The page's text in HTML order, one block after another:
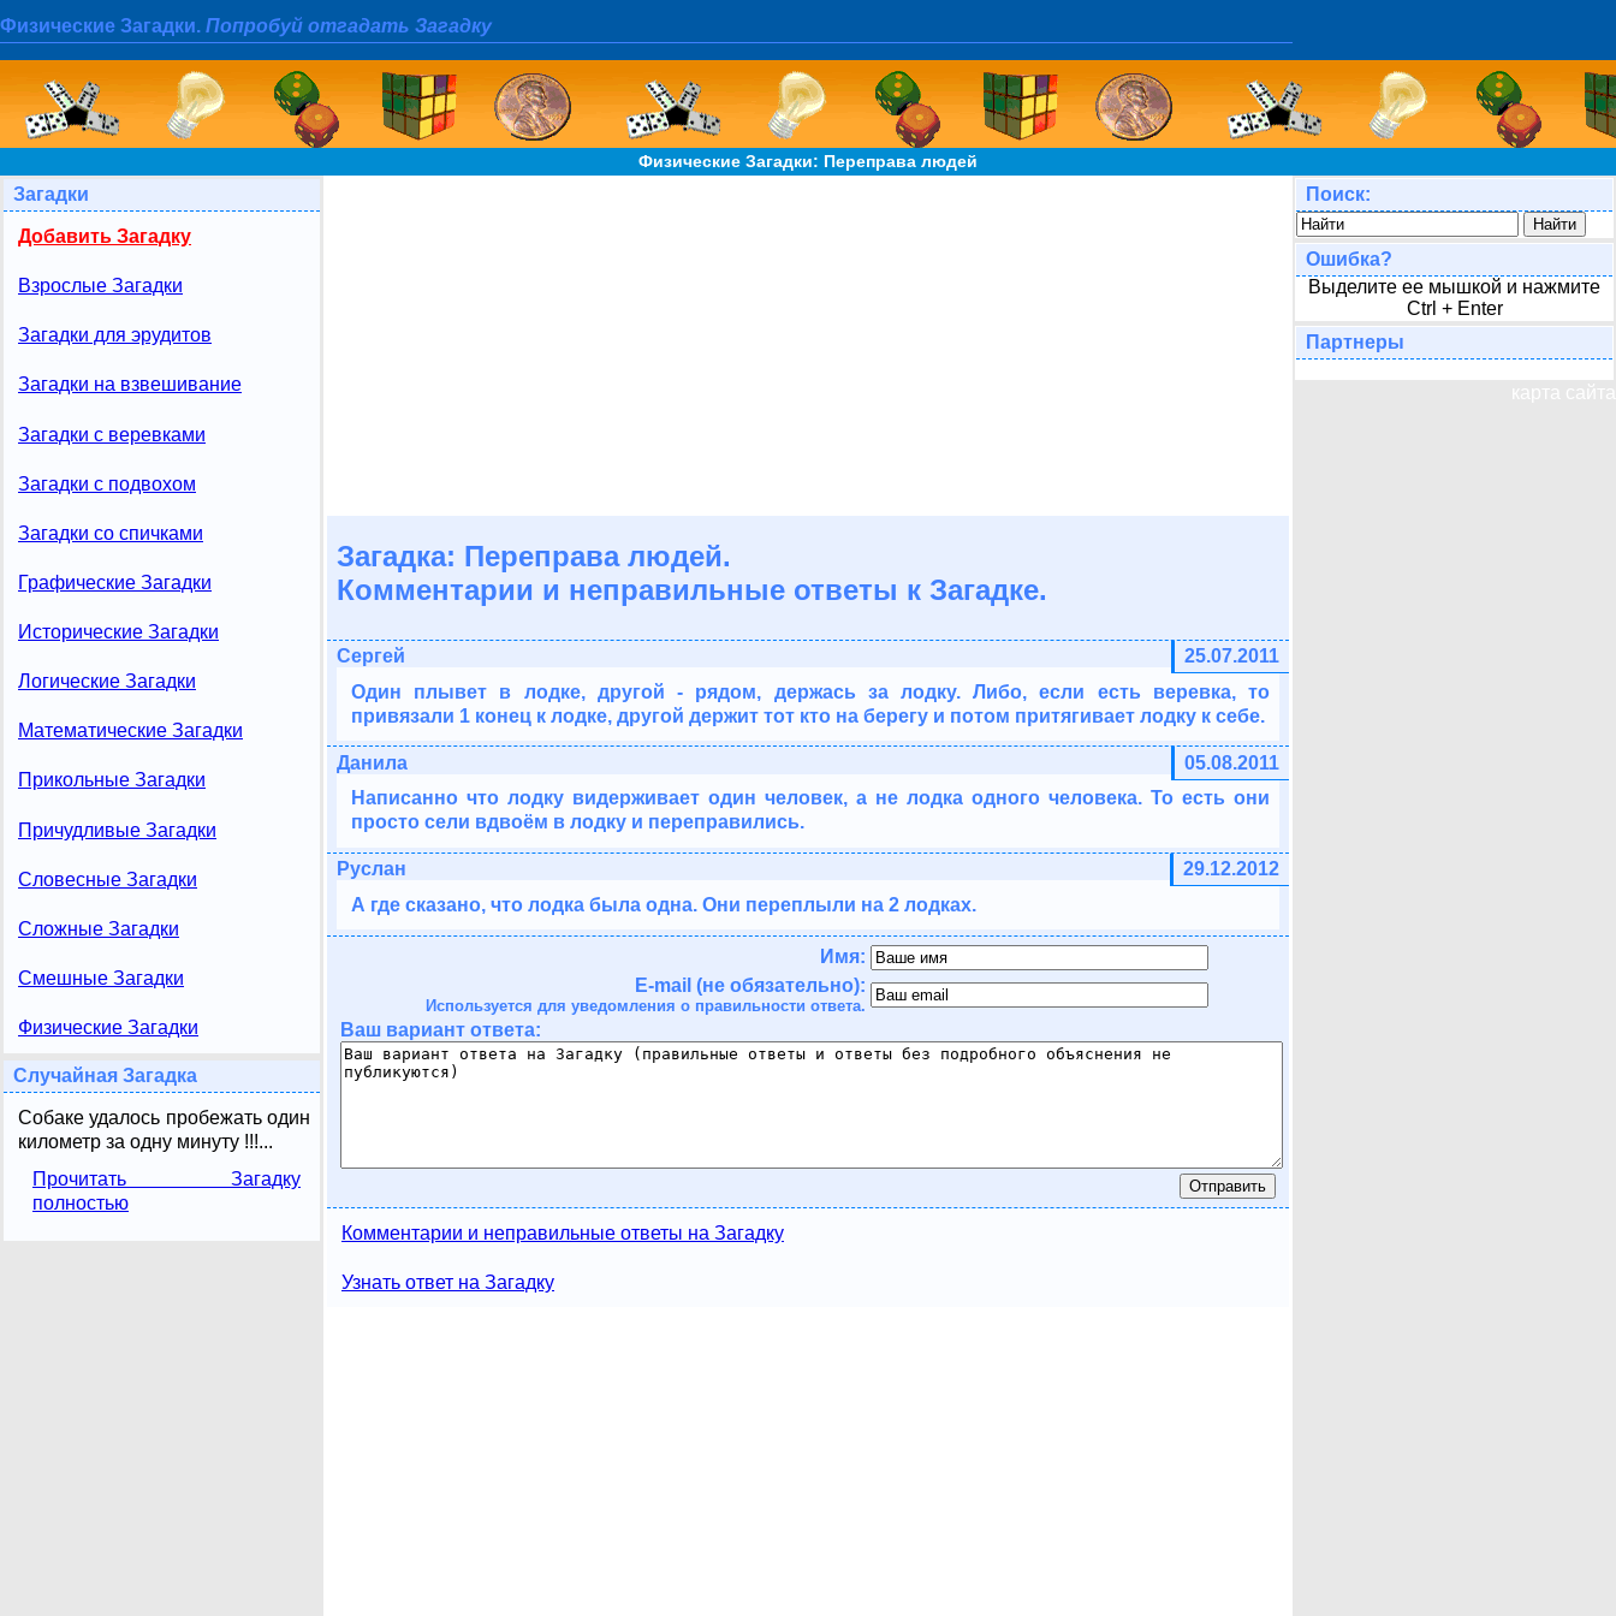
Физические Загадки. Попробуй отгадать Загадку
Физические Загадки: Переправа людей
Загадки
Добавить Загадку
Взрослые Загадки
Загадки для эрудитов
Загадки на взвешивание
Загадки с веревками
Загадки с подвохом
Загадки со спичками
Графические Загадки
Исторические Загадки
Логические Загадки
Математические Загадки
Прикольные Загадки
Причудливые Загадки
Словесные Загадки
Сложные Загадки
Смешные Загадки
Физические Загадки
Случайная Загадка
Собаке удалось пробежать один
километр за одну минуту !!!...
Прочитать Загадку
полностью
Загадка: Переправа людей.
Комментарии и неправильные ответы к Загадке.
25.07.2011
Сергей
Один плывет в лодке, другой - рядом, держась за лодку. Либо, если есть веревка, то
привязали 1 конец к лодке, другой держит тот кто на берегу и потом притягивает лодку к себе.
05.08.2011
Данила
Написанно что лодку видерживает один человек, а не лодка одного человека. То есть они
просто сели вдвоём в лодку и переправились.
29.12.2012
Руслан
А где сказано, что лодка была одна. Они переплыли на 2 лодках.
Имя:
E-mail (не обязательно):
Используется для уведомления о правильности ответа.
Ваш вариант ответа:
Комментарии и неправильные ответы на Загадку
Узнать ответ на Загадку
Поиск:
Ошибка?
Выделите ее мышкой и нажмите
Ctrl + Enter
Партнеры